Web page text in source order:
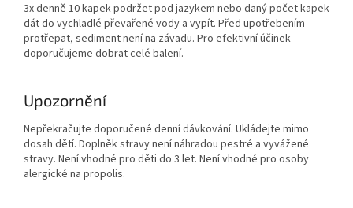
3x denně 10 kapek podržet pod jazykem nebo daný počet kapek
dát do vychladlé převařené vody a vypít. Před upotřebením
protřepat, sediment není na závadu. Pro efektivní účinek
doporučujeme dobrat celé balení.
Upozornění
Nepřekračujte doporučené denní dávkování. Ukládejte mimo
dosah dětí. Doplněk stravy není náhradou pestré a vyvážené
stravy. Není vhodné pro děti do 3 let. Není vhodné pro osoby
alergické na propolis.